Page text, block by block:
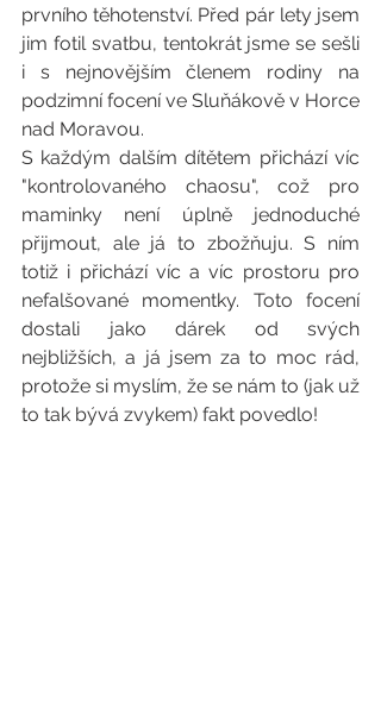
prvního těhotenství. Před pár lety jsem
jim fotil svatbu, tentokrát jsme se sešli
i s nejnovějším členem rodiny na
podzimní focení ve Sluňákově v Horce
nad Moravou.
S každým dalším dítětem přichází víc
"kontrolovaného chaosu", což pro
maminky není úplně jednoduché
přijmout, ale já to zbožňuju. S ním
totiž i přichází víc a víc prostoru pro
nefalšované momentky. Toto focení
dostali jako dárek od svých
nejbližších, a já jsem za to moc rád,
protože si myslím, že se nám to (jak už
to tak bývá zvykem) fakt povedlo!